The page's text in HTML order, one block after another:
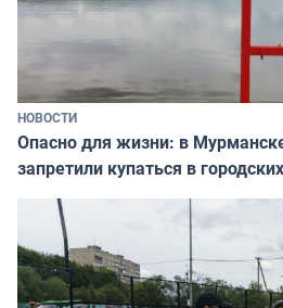
НОВОСТИ
Опасно для жизни: в
запретили купаться в